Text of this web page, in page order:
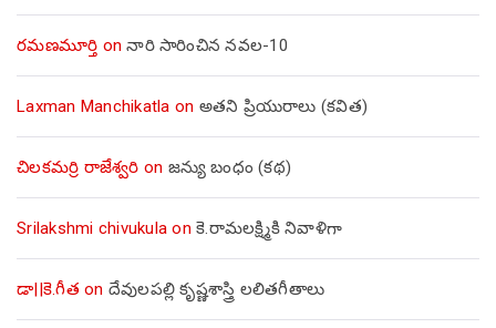
రమణమూర్తి onనారి సారించిన నవల-10
Laxman Manchikatla on అతని ప్రియురాలు (కవిత)
చిలకమర్రి రాజేశ్వరి on జన్యు బంధం (కథ)
Srilakshmi chivukula on కె.రామలక్ష్మికి నివాళిగా
డా||కె.గీత on దేవులపల్లి కృష్ణశాస్త్రి లలితగీతాలు